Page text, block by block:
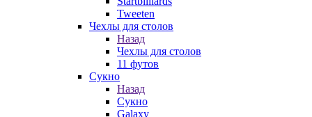
Tweeten
Чехлы для столов
Назад
Чехлы для столов
11 футов
Сукно
Назад
Сукно
Galaxy